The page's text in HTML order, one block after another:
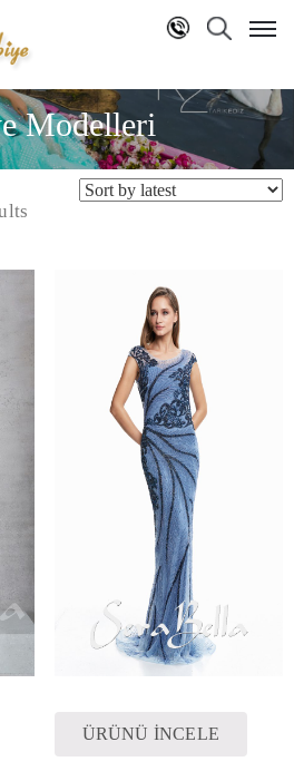
Modelleri
ÜRÜNÜ İNCELE